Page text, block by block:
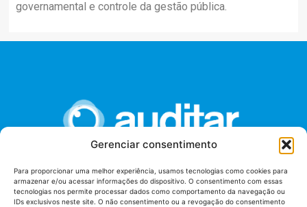
Gerenciar consentimento
Para proporcionar uma melhor experiência, usamos tecnologias como cookies para
armazenar e/ou acessar informações do dispositivo. O consentimento com essas
tecnologias nos permite processar dados como comportamento da navegação ou
IDs exclusivos neste site. O não consentimento ou a revogação do consentimento
governamental e controle da gestão pública.
União dos Auditores Federais de Controle Externo -
AUDITAR